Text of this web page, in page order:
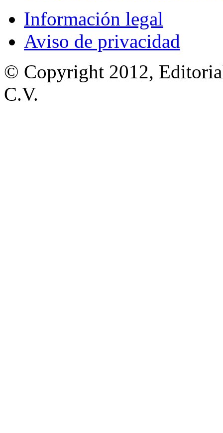
Información legal
Aviso de privacidad
© Copyright 2012,
C.V.